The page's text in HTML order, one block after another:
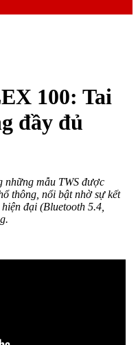
100: Tai
đầy đủ
những mẫu TWS được
thông, nổi bật nhờ sự kết
đại (Bluetooth 5.4,